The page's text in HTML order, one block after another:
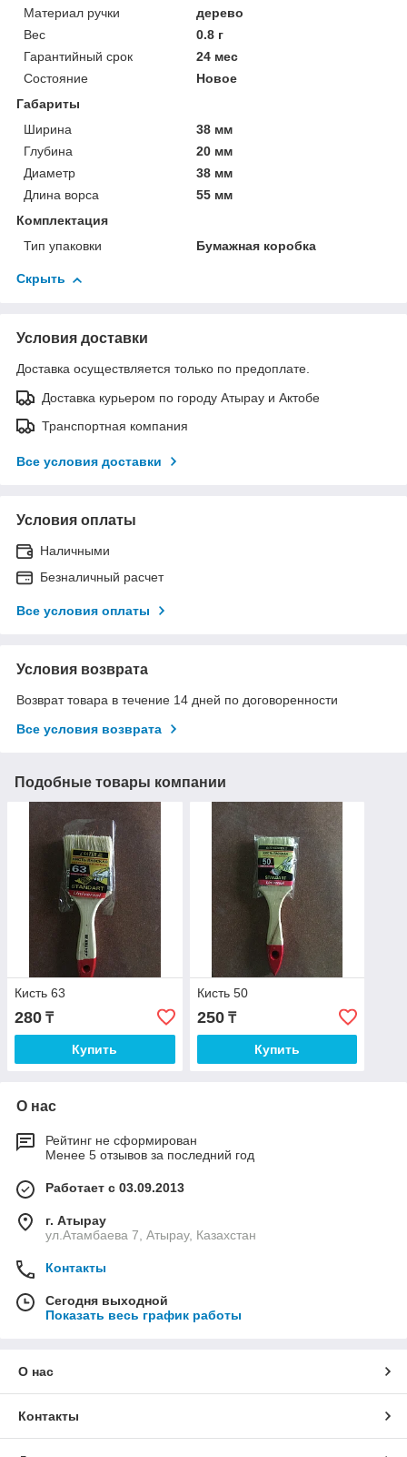
Материал ручки
дерево
Вес
0.8 г
Гарантийный срок
24 мес
Состояние
Новое
Габариты
Ширина
38 мм
Глубина
20 мм
Диаметр
38 мм
Длина ворса
55 мм
Комплектация
Тип упаковки
Бумажная коробка
Скрыть
Условия доставки
Доставка осуществляется только по предоплате.
Доставка курьером по городу Атырау и Актобе
Транспортная компания
Все условия доставки
Условия оплаты
Наличными
Безналичный расчет
Все условия оплаты
Условия возврата
Возврат товара в течение 14 дней по договоренности
Все условия возврата
Подобные товары компании
Кисть 63
280 ₸
Купить
Кисть 50
250₸
Купить
О нас
Рейтинг не сформирован
Менее 5 отзывов за последний год
Работает с 03.09.2013
г. Атырау
ул.Атамбаева 7, Атырау, Казахстан
Контакты
Сегодня выходной
Показать весь график работы
О нас
Контакты